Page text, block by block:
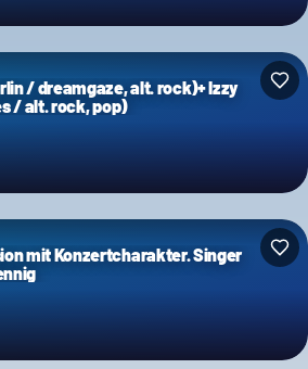
/ dreamgaze, alt. rock)+ Izzy
/ alt. rock, pop)
mit Konzertcharakter. Singer